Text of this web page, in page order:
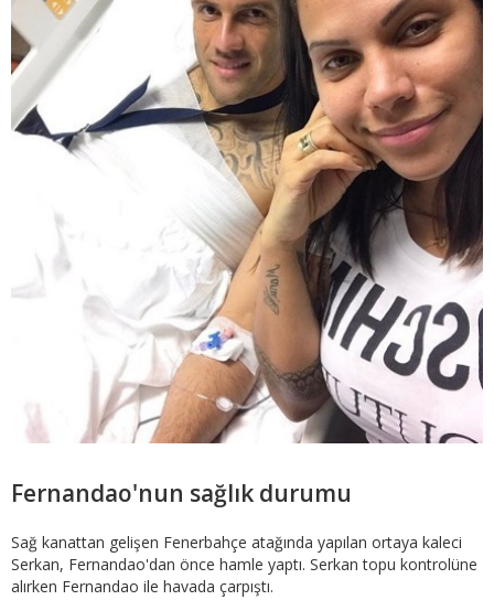
Fernandao'nun sağlık durumu
Sağ kanattan gelişen Fenerbahçe atağında yapılan ortaya kaleci
Serkan, Fernandao'dan önce hamle yaptı. Serkan topu kontrolüne
alırken Fernandao ile havada çarpıştı.